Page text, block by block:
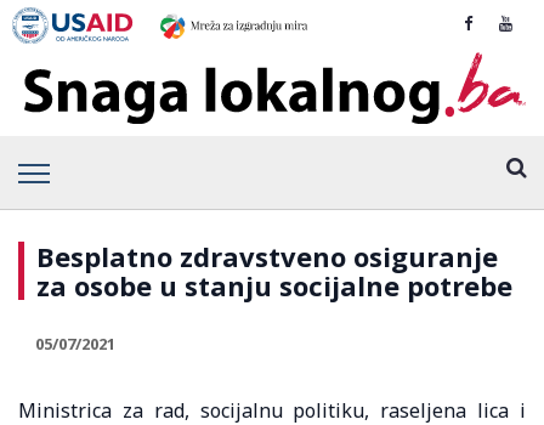
Besplatno zdravstveno osiguranje
za osobe u stanju socijalne potrebe
05/07/2021
Ministrica za rad, socijalnu politiku, raseljena lica i